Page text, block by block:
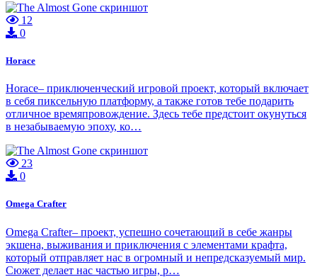
12
0
Horace
Horace– приключенческий игровой проект, который включает
в себя пиксельную платформу, а также готов тебе подарить
отличное времяпровождение. Здесь тебе предстоит окунуться
в незабываемую эпоху, ко…
23
0
Omega Crafter
Omega Crafter– проект, успешно сочетающий в себе жанры
экшена, выживания и приключения с элементами крафта,
который отправляет нас в огромный и непредсказуемый мир.
Сюжет делает нас частью игры, р…